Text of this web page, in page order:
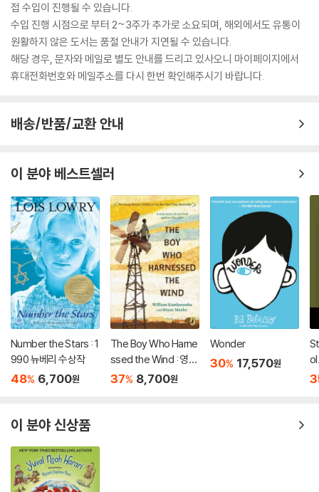
접 수입이 진행될 수 있습니다.
수입 진행 시점으로 부터 2~3주가 추가로 소요되며, 해외에서도 유통이
원활하지 않은 도서는 품절 안내가 지연될 수 있습니다.
해당 경우, 문자와 메일로 별도 안내를 드리고 있사오니 마이페이지에서
휴대전화번호와 메일주소를 다시 한번 확인해주시기 바랍니다.
배송/반품/교환 안내
이 분야 베스트셀러
Number the Stars : 1
990 뉴베리 수상작
48% 6,700원
The Boy Who Harne
ssed the Wind : 영화
'바람을 길들인 풍차소
37% 8,700원
Wonder
30% 17,570원
이 분야 신상품